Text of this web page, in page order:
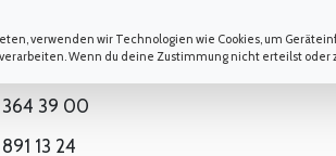
verwenden wir Technologien wie Cookies, um
Wenn du deine Zustimmung nicht erteilst
A, Dover, DE, 19901, USA
39 00
13 24